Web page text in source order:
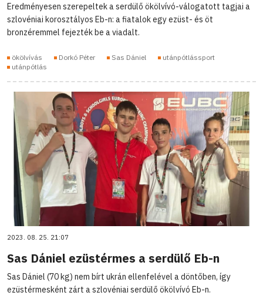
Eredményesen szerepeltek a serdülő ökölvívó-válogatott tagjai a
szlovéniai korosztályos Eb-n: a fiatalok egy ezüst- és öt
bronzéremmel fejezték be a viadalt.
ökölvívás Dorkó Péter Sas Dániel
utánpótlássport
utánpótlás
2023. 08. 25. 21:07
Sas Dániel ezüstérmes a serdülő Eb-n
Sas Dániel (70 kg) nem bírt ukrán ellenfelével a döntőben, így
ezüstérmesként zárt a szlovéniai serdülő ökölvívó Eb-n.